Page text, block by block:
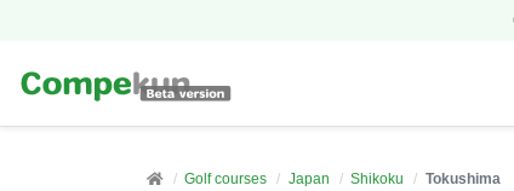
Golf courses Japan Shikoku Tokushima